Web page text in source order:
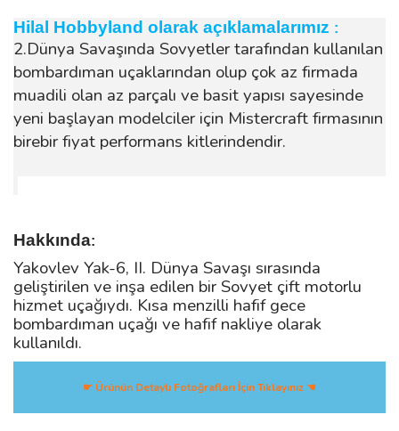
Hilal Hobbyland olarak açıklamalarımız :
2.Dünya Savaşında Sovyetler tarafından kullanılan
bombardıman uçaklarından olup çok az firmada
muadili olan az parçalı ve basit yapısı sayesinde
yeni başlayan modelciler için Mistercraft firmasının
birebir fiyat performans kitlerindendir.
Hakkında:
Yakovlev Yak-6, II. Dünya Savaşı sırasında
geliştirilen ve inşa edilen bir Sovyet çift motorlu
hizmet uçağıydı. Kısa menzilli hafif gece
bombardıman uçağı ve hafif nakliye olarak
kullanıldı.
☛ Ürünün Detaylı Fotoğrafları İçin Tıklayınız ☚